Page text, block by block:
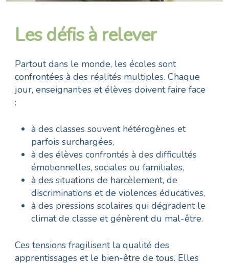
Les défis à relever
Partout dans le monde, les écoles sont
confrontées à des réalités multiples. Chaque
jour, enseignant·es et élèves doivent faire face
:
à des classes souvent hétérogènes et
parfois surchargées,
à des élèves confrontés à des difficultés
émotionnelles, sociales ou familiales,
à des situations de harcèlement, de
discriminations et de violences éducatives,
à des pressions scolaires qui dégradent le
climat de classe et génèrent du mal-être.
Ces tensions fragilisent la qualité des
apprentissages et le bien-être de tous. Elles